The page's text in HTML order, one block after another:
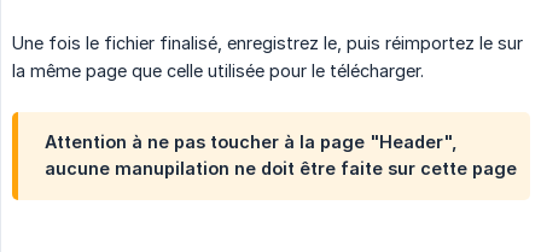
Une fois le fichier finalisé, enregistrez le, puis réimportez le sur
la même page que celle utilisée pour le télécharger.
Attention à ne pas toucher à la page "Header",
aucune manupilation ne doit être faite sur cette page